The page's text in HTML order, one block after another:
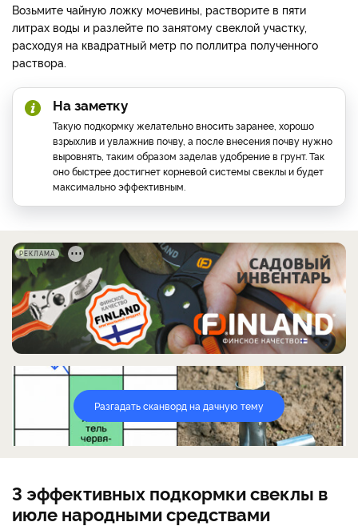
Возьмите чайную ложку мочевины, растворите в пяти
литрах воды и разлейте по занятому свеклой участку,
расходуя на квадратный метр по поллитра полученного
раствора.
На заметку
Такую подкормку желательно вносить заранее, хорошо
взрыхлив и увлажнив почву, а после внесения почву нужно
выровнять, таким образом заделав удобрение в грунт. Так
оно быстрее достигнет корневой системы свеклы и будет
максимально эффективным.
РЕКЛАМА
Разгадать сканворд на дачную тему
3 эффективных подкормки свеклы в
июле народными средствами